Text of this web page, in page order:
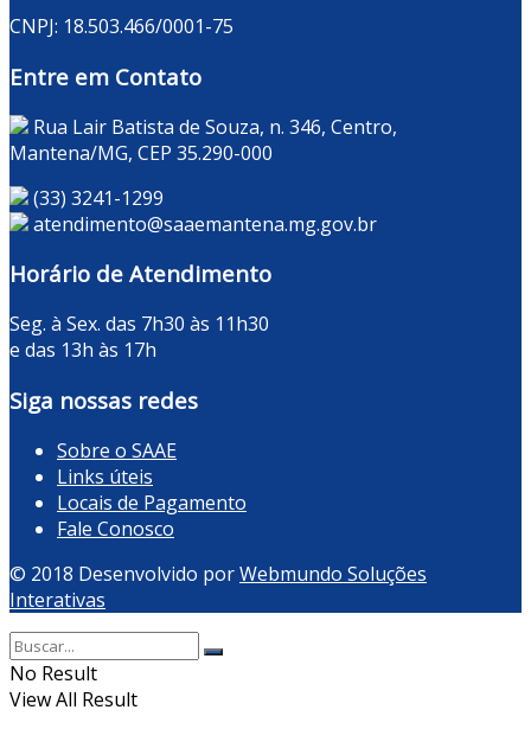
CNPJ: 18.503.466/0001-75
Entre em Contato
Rua Lair Batista de Souza, n. 346, Centro,
Mantena/MG, CEP 35.290-000
(33) 3241-1299
atendimento@saaemantena.mg.gov.br
Horário de Atendimento
Seg. à Sex. das 7h30 às 11h30
e das 13h às 17h
Siga nossas redes
Sobre o SAAE
Links úteis
Locais de Pagamento
Fale Conosco
© 2018 Desenvolvido porWebmundo Soluções
Interativas
No Result
View All Result